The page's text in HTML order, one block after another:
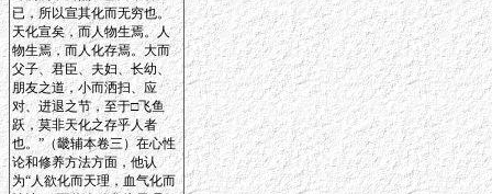
已，所以宣其化而无穷也。
天化宣矣，而人物生焉。人
物生焉，而人化存焉。大而
父子、君臣、夫妇、长幼、
朋友之道，小而洒扫、应
对、进退之节，至于□飞鱼
跃，莫非天化之存乎人者
也。”（畿辅本卷三）在心性
论和修养方法方面，他认
为“人欲化而天理，血气化而